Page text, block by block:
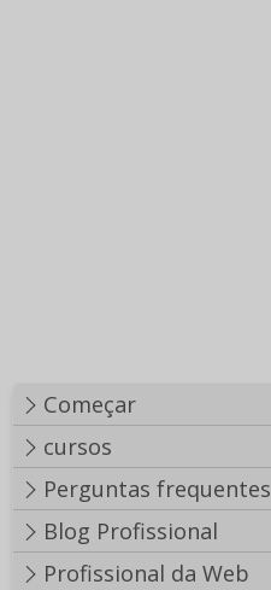
Começar
cursos
Perguntas frequentes
Blog Profissional
Profissional da Web